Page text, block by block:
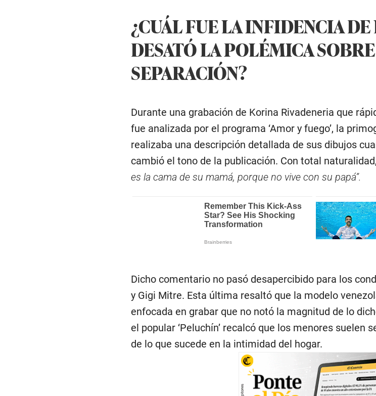
¿CUÁL FUE LA INFIDENCIA
DESATÓ LA POLÉMICA
SEPARACIÓN?
Durante una grabación de Korina Rivadeneria que
fue analizada por el programa ‘Amor y fuego’, la
realizaba una descripción detallada de sus dibujos
cambió el tono de la publicación. Con total
es la cama de su mamá, porque no vive con su papá”.
Dicho comentario no pasó desapercibido para los
y Gigi Mitre. Esta última resaltó que la modelo
enfocada en grabar que no notó la magnitud de lo
el popular ‘Peluchín’ recalcó que los menores suelen
de lo que sucede en la intimidad del hogar.